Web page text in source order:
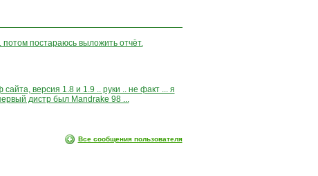
потом постараюсь выложить отчёт.
версия 1.8 и 1.9 .. руки .. не факт ... я
дистр был Mandrake 98 ...
Все сообщения пользователя